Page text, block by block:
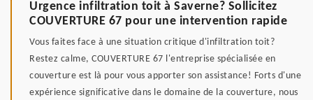
Urgence infiltration toit à Saverne? Sollicitez
COUVERTURE 67 pour une intervention rapide
Vous faites face à une situation critique d'infiltration toit?
Restez calme, COUVERTURE 67 l'entreprise spécialisée en
couverture est là pour vous apporter son assistance! Forts d'une
expérience significative dans le domaine de la couverture, nous